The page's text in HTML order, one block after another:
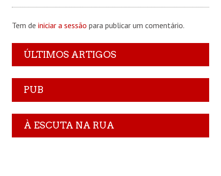
Tem de iniciar a sessão para publicar um comentário.
ÚLTIMOS ARTIGOS
PUB
À ESCUTA NA RUA